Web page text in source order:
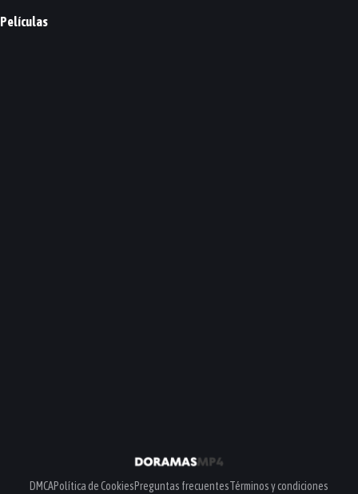
Películas
Bounty Hunters
DMCAPolítica de CookiesPreguntas frecuentesTérminos y condiciones